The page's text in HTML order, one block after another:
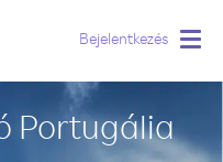
Bejelentkezés
Portugália